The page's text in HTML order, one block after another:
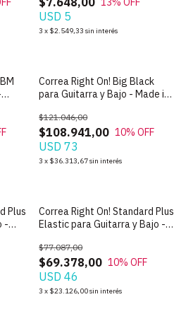
USD 5
3 x $2.549,33 sin interés
Correa Right On! Big Black
para Guitarra y Bajo - Made in
$108.941,00
$121.046,00
10% OFF
USD 73
3 x $36.313,67sin interés
Plus
-
Correa Right On! Standard Plus
Elastic para Guitarra y Bajo -
$69.378,00
$77.087,00
10% OFF
USD 46
3 x $23.126,00sin interés